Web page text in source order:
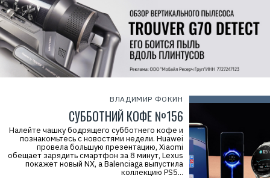
ВЛАДИМИР ФОКИН
СУББОТНИЙ КОФЕ №156
Налейте чашку бодрящего субботнего кофе и
познакомьтесь с новостями недели. Huawei
провела большую презентацию, Xiaomi
обещает зарядить смартфон за 8 минут, Lexus
покажет новый NX, а Balenciaga выпустила
коллекцию PS5...